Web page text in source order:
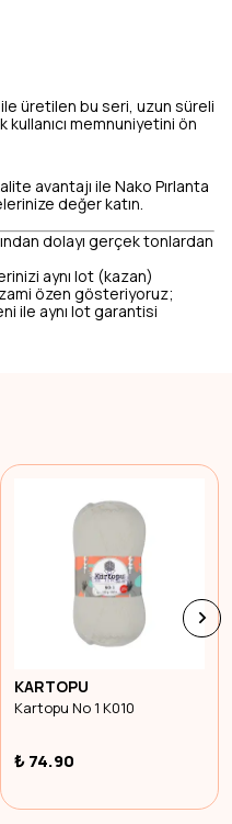
üretilen bu seri, uzun süreli
memnuniyetini ön
avantajı ile Nako Pırlanta
değer katın.
dolayı gerçek tonlardan
aynı lot (kazan)
özen gösteriyoruz;
ile aynı lot garantisi
KARTOPU
Kartopu No 1 K010
₺ 74.90